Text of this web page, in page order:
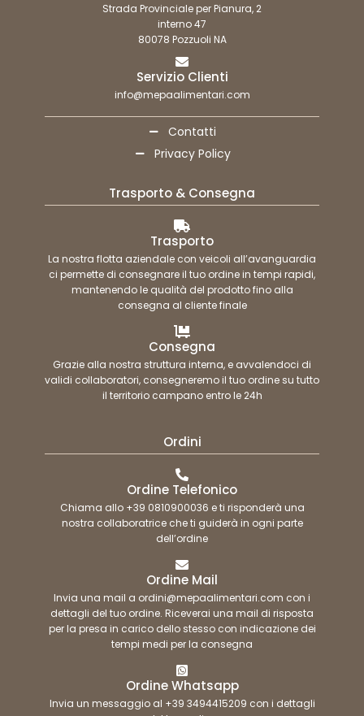
Strada Provinciale per Pianura, 2
interno 47
80078 Pozzuoli NA
Servizio Clienti
info@mepaalimentari.com
Contatti
Privacy Policy
Trasporto & Consegna
Trasporto
La nostra flotta aziendale con veicoli all’avanguardia
ci permette di consegnare il tuo ordine in tempi rapidi,
mantenendo le qualità del prodotto fino alla
consegna al cliente finale
Consegna
Grazie alla nostra struttura interna, e avvalendoci di
validi collaboratori, consegneremo il tuo ordine su tutto
il territorio campano entro le 24h
Ordini
Ordine Telefonico
Chiama allo +39 0810900036 e ti risponderà una
nostra collaboratrice che ti guiderà in ogni parte
dell’ordine
Ordine Mail
Invia una mail a ordini@mepaalimentari.com con i
dettagli del tuo ordine. Riceverai una mail di risposta
per la presa in carico dello stesso con indicazione dei
tempi medi per la consegna
Ordine Whatsapp
Invia un messaggio al +39 3494415209 con i dettagli